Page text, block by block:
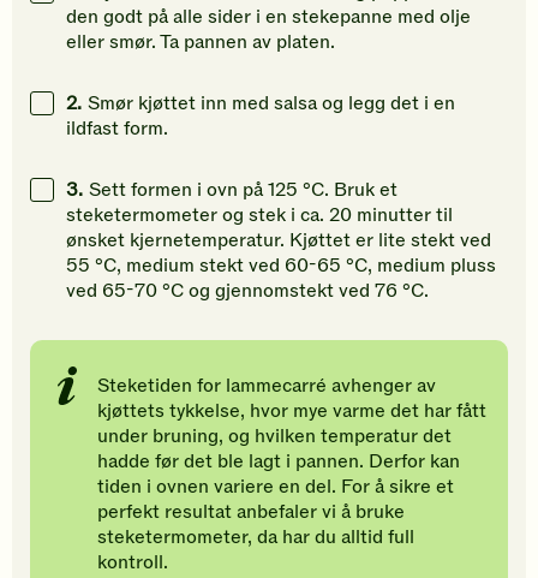
vurdering.
vurdering.
den godt på alle sider i en stekepanne med olje
eller smør. Ta pannen av platen.
2. Smør kjøttet inn med salsa og legg det i en
ildfast form.
3. Sett formen i ovn på 125 °C. Bruk et
steketermometer og stek i ca. 20 minutter til
ønsket kjernetemperatur. Kjøttet er lite stekt ved
55 °C, medium stekt ved 60-65 °C, medium pluss
ved 65-70 °C og gjennomstekt ved 76 °C.
Steketiden for lammecarré avhenger av
kjøttets tykkelse, hvor mye varme det har fått
under bruning, og hvilken temperatur det
hadde før det ble lagt i pannen. Derfor kan
tiden i ovnen variere en del. For å sikre et
perfekt resultat anbefaler vi å bruke
steketermometer, da har du alltid full
kontroll.